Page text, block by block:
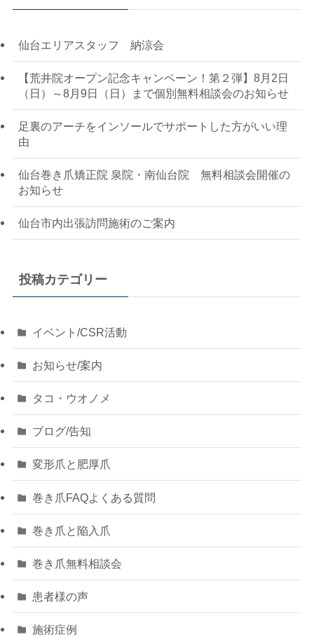
仙台エリアスタッフ 納涼会
【荒井院オープン記念キャンペーン！第２弾】8月2日
（日）～8月9日（日）まで個別無料相談会のお知らせ
足裏のアーチをインソールでサポートした方がいい理
由
仙台巻き爪矯正院 泉院・南仙台院 無料相談会開催の
お知らせ
仙台市内出張訪問施術のご案内
投稿カテゴリー
イベント/CSR活動
お知らせ/案内
タコ・ウオノメ
ブログ/告知
変形爪と肥厚爪
巻き爪FAQよくある質問
巻き爪と陥入爪
巻き爪無料相談会
患者様の声
施術症例